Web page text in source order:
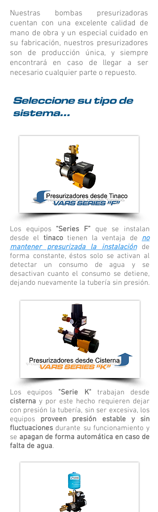
Nuestras bombas presurizadoras
cuentan con una excelente calidad de
mano de obra y un especial cuidado en
su fabricación, nuestros presurizadores
son de producción única, y siempre
encontrará en caso de llegar a ser
necesario cualquier parte o repuesto.
Seleccione su tipo de
sistema...
Los equipos “Series F” que se instalan
desde el tinacotienen la ventaja de no
mantener presurizada la instalaciónde
forma constante, éstos solo se activan al
detectar un consumo de agua y se
desactivan cuanto el consumo se detiene,
dejando nuevamente la tubería sin presión.
Los equipos "Serie K"trabajan desde
cisterna y por este hecho requieren dejar
con presión la tubería, sin ser excesiva, los
equipos proveen presión estable y sin
fluctuaciones durante su funcionamiento y
se apagan de forma automática en caso de
falta de agua.